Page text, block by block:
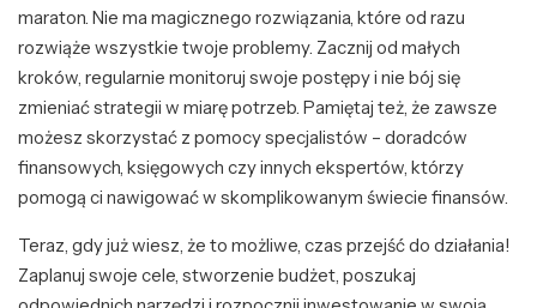
maraton. Nie ma magicznego rozwiązania, które od razu
rozwiąże wszystkie twoje problemy. Zacznij od małych
kroków, regularnie monitoruj swoje postępy i nie bój się
zmieniać strategii w miarę potrzeb. Pamiętaj też, że zawsze
możesz skorzystać z pomocy specjalistów – doradców
finansowych, księgowych czy innych ekspertów, którzy
pomogą ci nawigować w skomplikowanym świecie finansów.
Teraz, gdy już wiesz, że to możliwe, czas przejść do działania!
Zaplanuj swoje cele, stworzenie budżet, poszukaj